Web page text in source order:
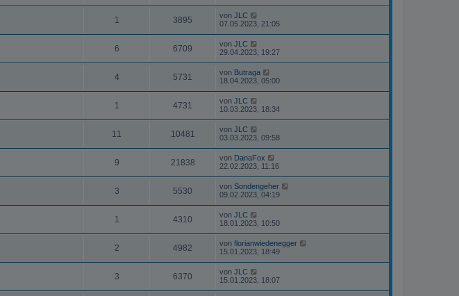
1 3895 von JLC
07.05.2023, 21:05
6 6709 von JLC
29.04.2023, 19:27
4 5731 von Butraga
18.04.2023, 05:00
1 4731 von JLC
10.03.2023, 18:34
11 10481 von JLC
03.03.2023, 09:58
9 21838 von DanaFox
22.02.2023, 11:16
3 5530 von Sondengeher
09.02.2023, 04:19
1 4310 von JLC
18.01.2023, 10:50
2 4982 von florianwiedenegger
15.01.2023, 18:49
3 6370 von JLC
15.01.2023, 18:07